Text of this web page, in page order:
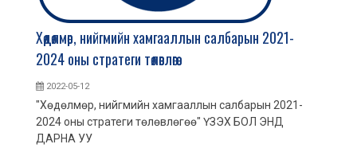
Хөдөлмөр, нийгмийн хамгааллын салбарын 2021-
2024 оны стратеги төлөвлөгөө
2022-05-12
"Хөдөлмөр, нийгмийн хамгааллын салбарын 2021-
2024 оны стратеги төлөвлөгөө" ҮЗЭХ БОЛ ЭНД
ДАРНА УУ